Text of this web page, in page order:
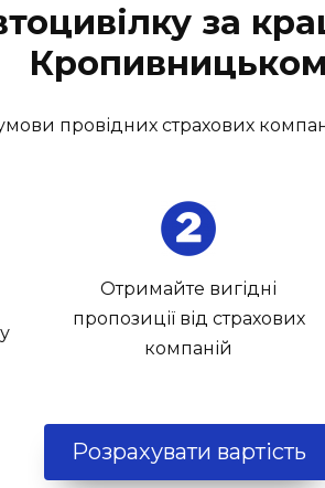
за
провідних страхових
Отримайте вигідні
пропозиції від страхових
компаній
Розрахувати вартість